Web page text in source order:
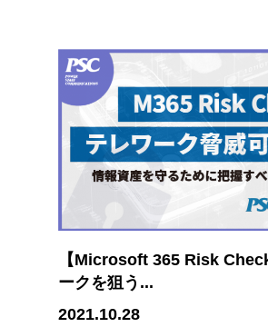
【Microsoft 365 Risk
ークを狙う...
2021.10.28